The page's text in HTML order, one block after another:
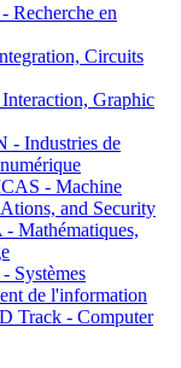
Recherche en
Circuits
Graphic
- Industries de
- Machine
and Security
Mathématiques,
Systèmes
de l'information
Track - Computer